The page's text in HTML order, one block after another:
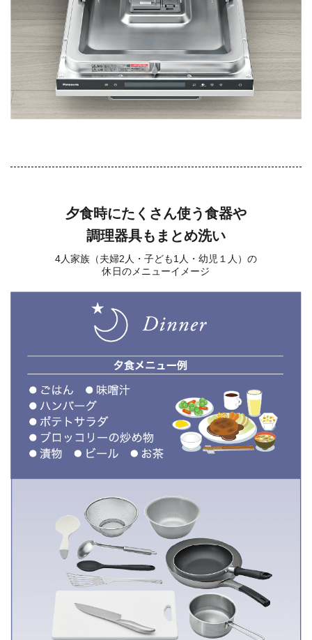
夕食時にたくさん使う食器や
調理器具もまとめ洗い
4人家族（夫婦2人・子ども1人・幼児１人）の
休日のメニューイメージ